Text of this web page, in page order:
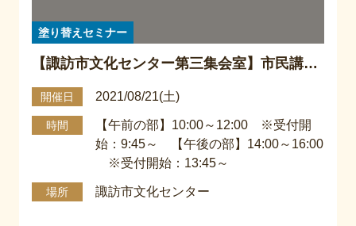
塗り替えセミナー
【諏訪市文化センター第三集会室】市民講座
『塗り替えセミナー』
開催日 2021/08/21(土)
時間
【午前の部】10:00～12:00 ※受付開
始：9:45～ 【午後の部】14:00～16:00
※受付開始：13:45～
場所 諏訪市文化センター